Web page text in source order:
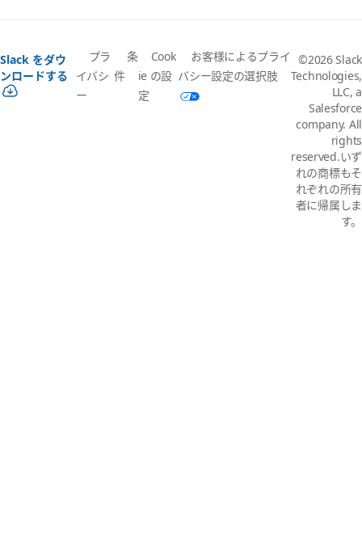
Slack をダウ
ンロードする
プラ
イバシ
ー
条
件
Cook
ie の設
定
お客様によるプライ
バシー設定の選択肢
©2026 Slack
Technologies,
LLC, a
Salesforce
company. All
rights
reserved.いず
れの商標もそ
れぞれの所有
者に帰属しま
す。